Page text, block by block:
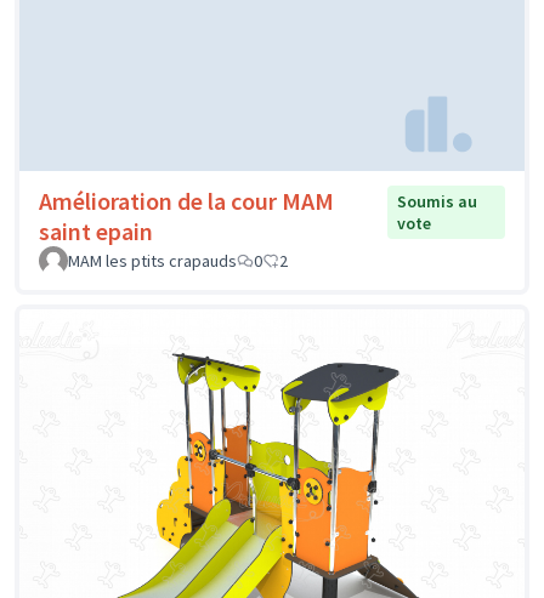
Amélioration de la cour MAM
saint epain
Soumis au
vote
MAM les ptits crapauds
0 2